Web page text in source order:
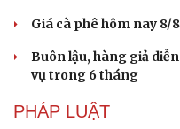
Giá cà phê hôm nay 8/
Buôn lậu, hàng giả
vụ trong 6 tháng
PHÁP LUẬT